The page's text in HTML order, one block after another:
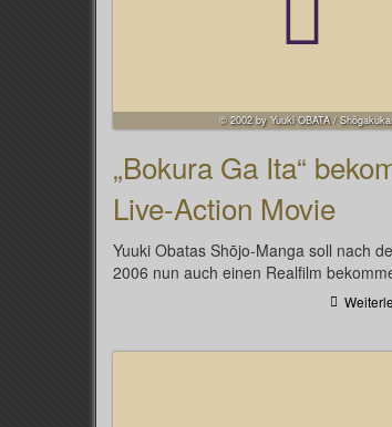
© 2002 by Yuuki OBATA /
„Bokura Ga Ita“
Live-Action Movie
Yuuki Obatas Shōjo-Manga soll nach
2006 nun auch einen Realfilm